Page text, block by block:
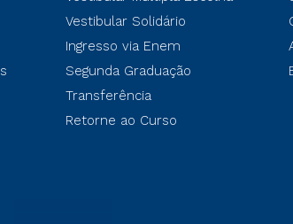
Vestibular Solidário
Ingresso via Enem
Segunda Graduação
Transferência
Retorne ao Curso